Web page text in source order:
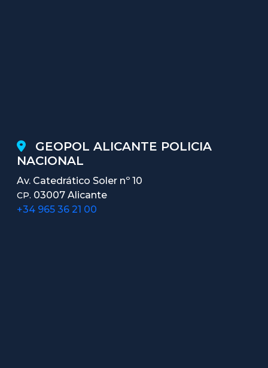
GEOPOL ALICANTE POLICIA
NACIONAL
Av. Catedrático Soler nº 10
CP. 03007 Alicante
+34 965 36 21 00